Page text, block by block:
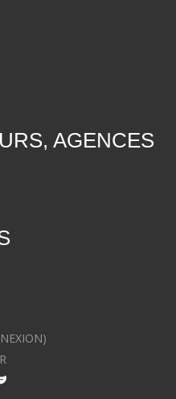
AGENCES